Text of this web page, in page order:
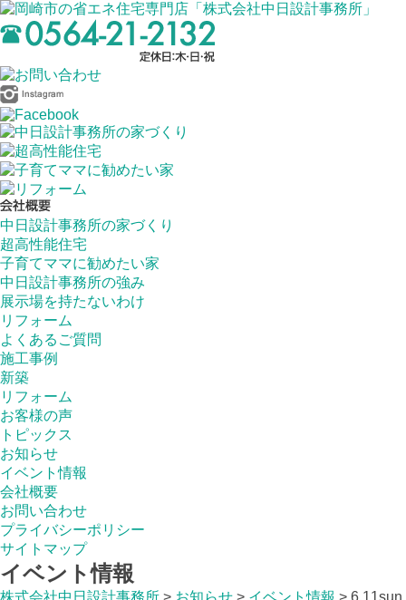
中日設計事務所の家づくり
超高性能住宅
子育てママに勧めたい家
中日設計事務所の強み
展示場を持たないわけ
リフォーム
よくあるご質問
施工事例
新築
リフォーム
お客様の声
トピックス
お知らせ
イベント情報
会社概要
お問い合わせ
プライバシーポリシー
サイトマップ
イベント情報
株式会社中日設計事務所 > お知らせ > イベント情報 > 6.11sun